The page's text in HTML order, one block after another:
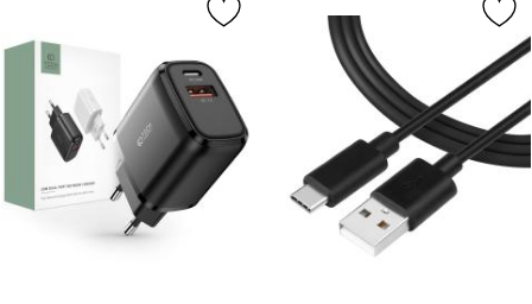
Markera tech-Protect 20W